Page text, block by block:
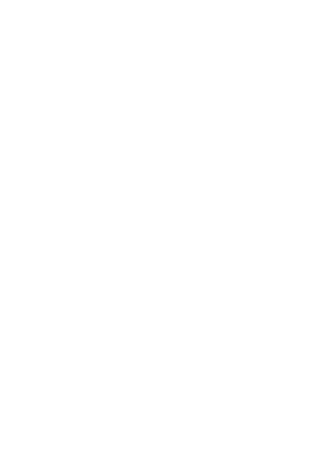
paradoks“. Naime Francuzi
i kancera dojke kod žena.
dva za bolju vensku cirkulaciju
krajnji rezultat se smanjuje